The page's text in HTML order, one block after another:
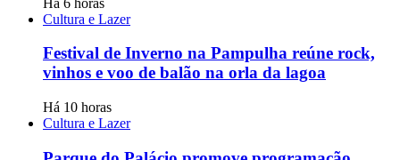
Cultura e Lazer
Festival de Inverno na Pampulha reúne rock,
vinhos e voo de balão na orla da lagoa
Há 10 horas
Cultura e Lazer